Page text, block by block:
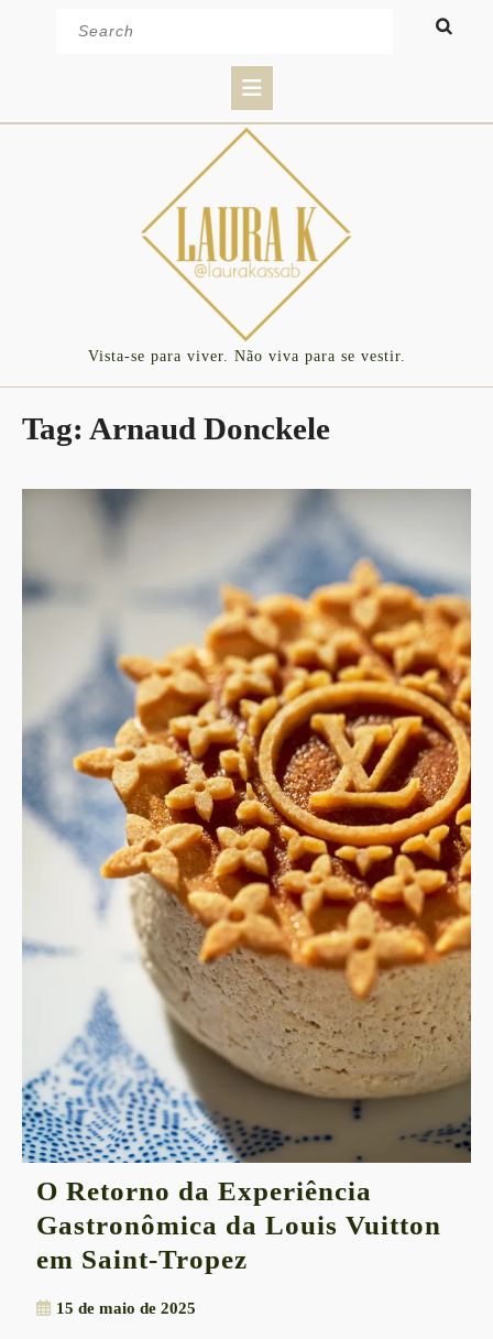
Button
Vista-se para viver. Não viva para se vestir.
Tag: Arnaud Donckele
O Retorno da Experiência
Gastronômica da Louis Vuitton
em Saint-Tropez
15 de maio de 2025